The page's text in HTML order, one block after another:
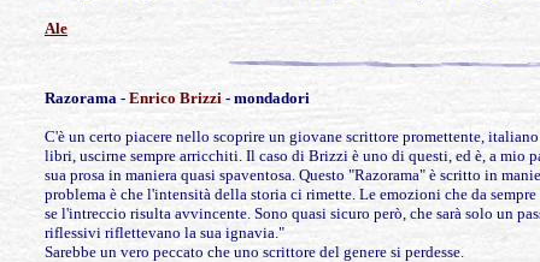
Ale
Razorama - Enrico Brizzi - mondadori
C'è un certo piacere nello scoprire un giovane scrittore promettente,
libri, uscirne sempre arricchiti. Il caso di Brizzi è uno di questi, ed è, a mio
sua prosa in maniera quasi spaventosa. Questo "Razorama" è scritto in
problema è che l'intensità della storia ci rimette. Le emozioni che da
se l'intreccio risulta avvincente. Sono quasi sicuro però, che sarà solo un
riflessivi riflettevano la sua ignavia."
Sarebbe un vero peccato che uno scrittore del genere si perdesse.